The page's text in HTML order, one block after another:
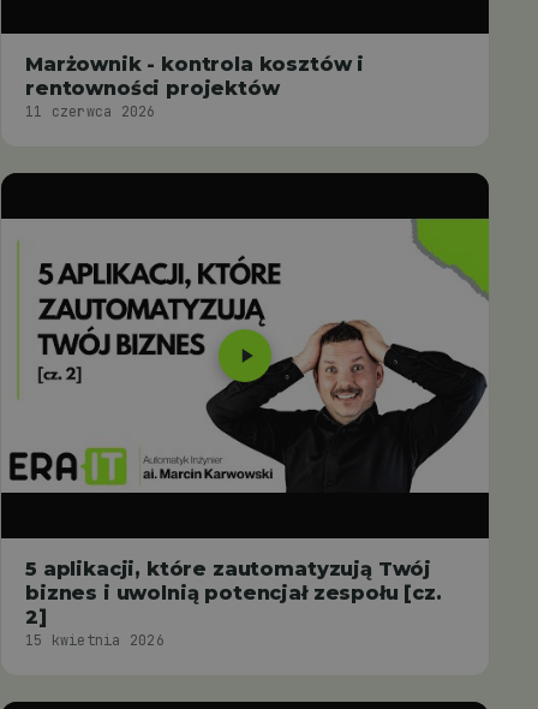
Marżownik - kontrola kosztów i
rentowności projektów
11 czerwca 2026
5 aplikacji, które zautomatyzują Twój
biznes i uwolnią potencjał zespołu [cz.
2]
15 kwietnia 2026